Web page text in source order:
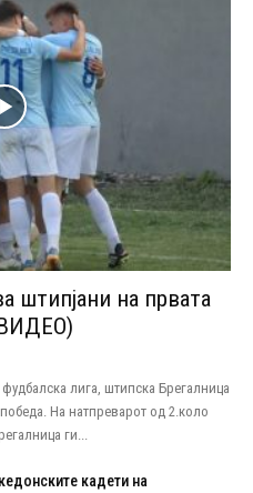
штипјани на првата
лига, штипска Брегалница
На натпреварот од 2.коло
ги...
кадети на